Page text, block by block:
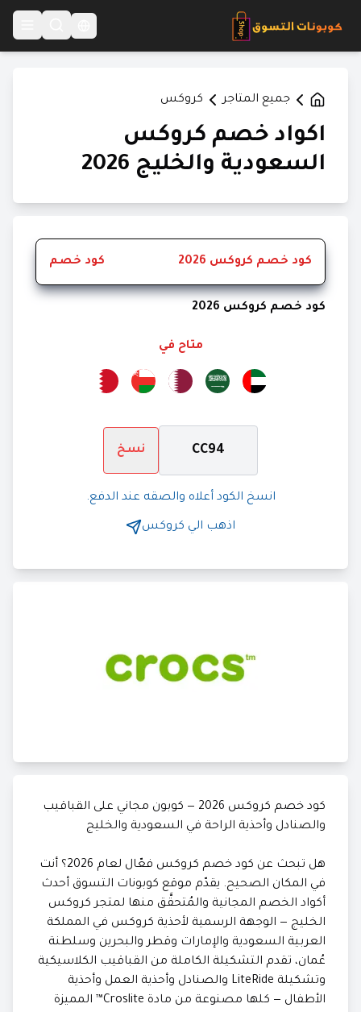
جميع المتاجر كروكس
اكواد خصم كروكس
السعودية والخليج 2026
كود خصم كروكس 2026 كود خصم
كود خصم كروكس 2026
متاح في
CC94 نسخ
انسخ الكود أعلاه والصقه عند الدفع.
اذهب الي كروكس
كود خصم كروكس 2026 — كوبون مجاني على القباقيب
والصنادل وأحذية الراحة في السعودية والخليج
هل تبحث عن كود خصم كروكس فعّال لعام 2026؟ أنت
في المكان الصحيح. يقدّم موقع كوبونات التسوق أحدث
أكواد الخصم المجانية والمُتحقَّق منها لمتجر كروكس
الخليج — الوجهة الرسمية لأحذية كروكس في المملكة
العربية السعودية والإمارات وقطر والبحرين وسلطنة
عُمان، تقدم التشكيلة الكاملة من القباقيب الكلاسيكية
وتشكيلة LiteRide والصنادل وأحذية العمل وأحذية
الأطفال — كلها مصنوعة من مادة Croslite™ المميزة